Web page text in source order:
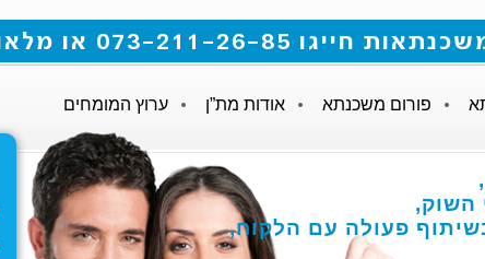
26-85 או מלאו את הטופס
פורום משכנתא אודות מת”ן ערוץ המומחים
השוק,
בשיתוף פעולה עם הלקוח,